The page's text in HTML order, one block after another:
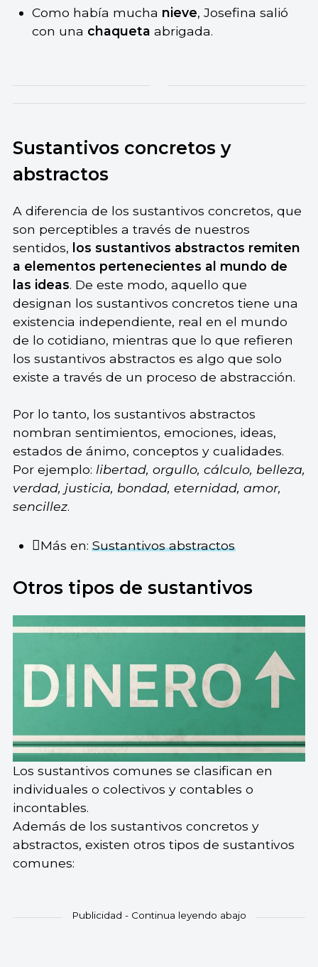
Como había mucha nieve, Josefina salió
con una chaqueta abrigada.
Sustantivos concretos y
abstractos
A diferencia de los sustantivos concretos, que
son perceptibles a través de nuestros
sentidos, los sustantivos abstractos remiten
a elementos pertenecientes al mundo de
las ideas. De este modo, aquello que
designan los sustantivos concretos tiene una
existencia independiente, real en el mundo
de lo cotidiano, mientras que lo que refieren
los sustantivos abstractos es algo que solo
existe a través de un proceso de abstracción.
Por lo tanto, los sustantivos abstractos
nombran sentimientos, emociones, ideas,
estados de ánimo, conceptos y cualidades.
Por ejemplo: libertad, orgullo, cálculo, belleza,
verdad, justicia, bondad, eternidad, amor,
sencillez.
Más en:Sustantivos abstractos
Otros tipos de sustantivos
Los sustantivos comunes se clasifican en
individuales o colectivos y contables o
incontables.
Además de los sustantivos concretos y
abstractos, existen otros tipos de sustantivos
comunes: